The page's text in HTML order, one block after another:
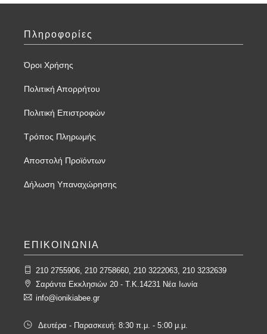
Πληροφορίες
Όροι Χρήσης
Πολιτική Απορρήτου
Πολιτική Επιστροφών
Τρόπος Πληρωμής
Αποστολή Προϊόντων
Δήλωση Υπαναχώρησης
ΕΠΙΚΟΙΝΩΝΙΑ
210 2755906, 210 2758660, 210 3222063, 210 3232639
Σαράντα Εκκλησιών 20 - T.K.14231 Νέα Ιωνία
info@ionikiabee.gr
Δευτέρα - Παρασκευή: 8:30 π.μ. - 5:00 μ.μ.